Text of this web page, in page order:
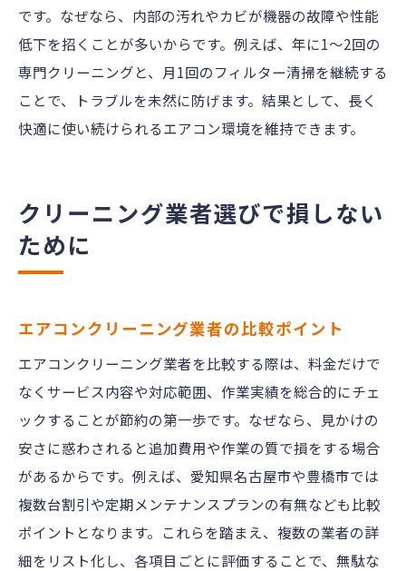
です。なぜなら、内部の汚れやカビが機器の故障や性能
低下を招くことが多いからです。例えば、年に1～2回の
専門クリーニングと、月1回のフィルター清掃を継続する
ことで、トラブルを未然に防げます。結果として、長く
快適に使い続けられるエアコン環境を維持できます。
クリーニング業者選びで損しない
ために
エアコンクリーニング業者の比較ポイント
エアコンクリーニング業者を比較する際は、料金だけで
なくサービス内容や対応範囲、作業実績を総合的にチェ
ックすることが節約の第一歩です。なぜなら、見かけの
安さに惑わされると追加費用や作業の質で損をする場合
があるからです。例えば、愛知県名古屋市や豊橋市では
複数台割引や定期メンテナンスプランの有無なども比較
ポイントとなります。これらを踏まえ、複数の業者の詳
細をリスト化し、各項目ごとに評価することで、無駄な